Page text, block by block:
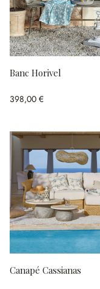
Banc Horivel
398,00 €
Canapé Cassianas